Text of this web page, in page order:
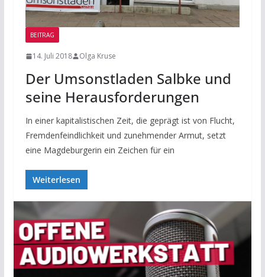
BEITRAG
14. Juli 2018 Olga Kruse
Der Umsonstladen Salbke und
seine Herausforderungen
In einer kapitalistischen Zeit, die geprägt ist von Flucht,
Fremdenfeindlichkeit und zunehmender Armut, setzt
eine Magdeburgerin ein Zeichen für ein
Weiterlesen